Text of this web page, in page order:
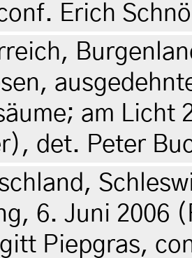
Erich
am Licht
det. Peter
6. Juni 2006
Piepgras,